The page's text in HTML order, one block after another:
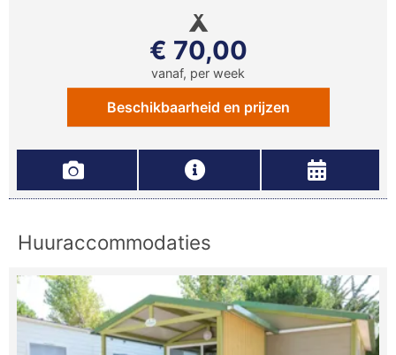
€ 70,00
vanaf, per week
Beschikbaarheid en prijzen
Huuraccommodaties